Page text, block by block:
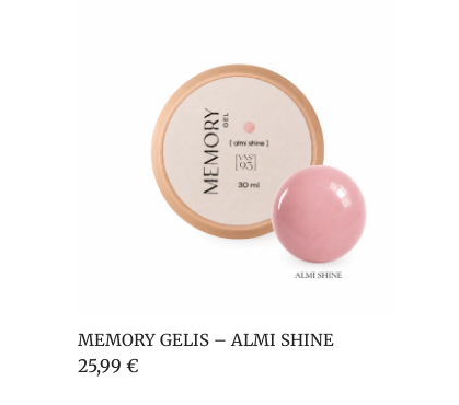
MEMORY GELIS – ALMI SHINE
25,99 €